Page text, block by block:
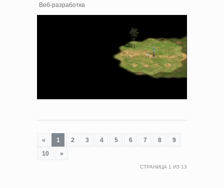
Веб-разработка
« 1 2 3 4 5 6 7 8
9
10
»
СТРАНИЦА 1 ИЗ 13